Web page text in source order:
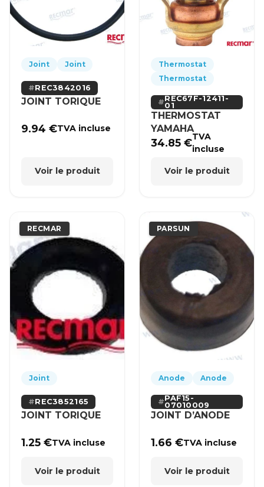
Joint Joint
REC3842016
JOINT TORIQUE
9.94€TVA incluse
Voir le produit
Thermostat
Thermostat
REC67F-12411-
01
THERMOSTAT
YAMAHA
34.85€TVA
incluse
Voir le produit
RECMAR
Joint
REC3852165
JOINT TORIQUE
1.25€TVA incluse
Voir le produit
PARSUN
Anode Anode
PAF15-
07010009
JOINT D’ANODE
1.66€TVA incluse
Voir le produit